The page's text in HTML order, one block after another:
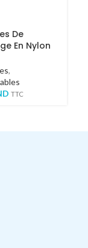
De
En Nylon
,
TTC